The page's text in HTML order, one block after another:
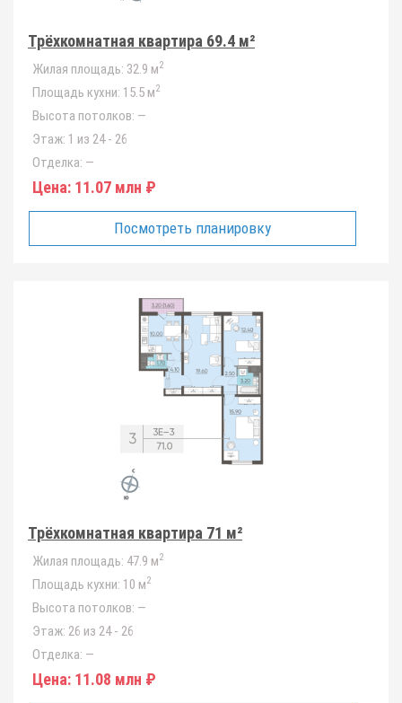
Трёхкомнатная квартира 69.4 м²
Жилая площадь: 32.9 м2
Площадь кухни: 15.5 м2
Высота потолков: —
Этаж: 1 из 24 - 26
Отделка: —
Цена: 11.07 млн ₽
Посмотреть планировку
Трёхкомнатная квартира 71 м²
Жилая площадь: 47.9 м2
Площадь кухни: 10 м2
Высота потолков: —
Этаж: 26 из 24 - 26
Отделка: —
Цена: 11.08 млн ₽